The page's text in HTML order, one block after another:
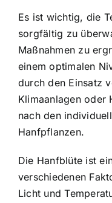
Es ist wichtig, die
sorgfältig zu
Maßnahmen zu
einem optimalen
durch den Einsatz
Klimaanlagen oder
nach den
Hanfpflanzen.
Die Hanfblüte ist
verschiedenen
Licht und